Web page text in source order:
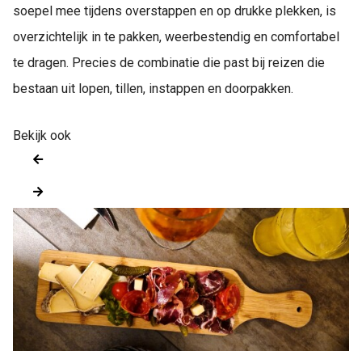
soepel mee tijdens overstappen en op drukke plekken, is
overzichtelijk in te pakken, weerbestendig en comfortabel
te dragen. Precies de combinatie die past bij reizen die
bestaan uit lopen, tillen, instappen en doorpakken.
Bekijk ook